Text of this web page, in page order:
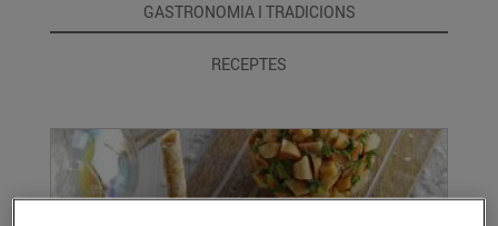
GASTRONOMIA I TRADICIONS
RECEPTES